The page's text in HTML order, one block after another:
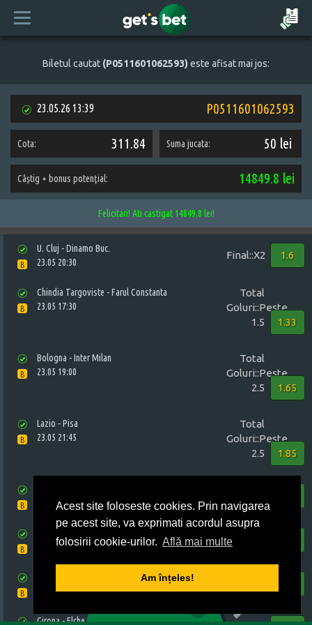
Acest site foloseste cookies. Prin navigarea
pe acest site, va exprimati acordul asupra
folosirii cookie-urilor. Află mai multe
Am înțeles!
Biletul cautat (P0511601062593) este afisat mai jos:
23.05.26 13:39 P0511601062593
Cota: 311.84 Suma jucata: 50 lei
Câștig + bonus potenţial: 14849.8 lei
Felicitari! Ati castigat 14849.8 lei!
B
U. Cluj - Dinamo Buc.
23.05 20:30
Final::X2 1.6
B
Chindia Targoviste - Farul Constanta
23.05 17:30
Total
Goluri::Peste
1.5
1.33
B
Bologna - Inter Milan
23.05 19:00
Total
Goluri::Peste
2.5
1.65
B
Lazio - Pisa
23.05 21:45
Total
Goluri::Peste
2.5
1.85
B
23.05 22:00
B
23.05 22:00
Final::1
B
23.05 22:00
Girona - Elche